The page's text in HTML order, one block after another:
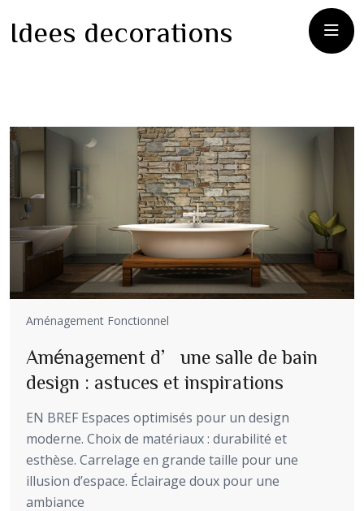
Idees decorations
Aménagement Fonctionnel
Aménagement d’une salle de bain
design : astuces et inspirations
EN BREF Espaces optimisés pour un design
moderne. Choix de matériaux : durabilité et
esthèse. Carrelage en grande taille pour une
illusion d’espace. Éclairage doux pour une
ambiance